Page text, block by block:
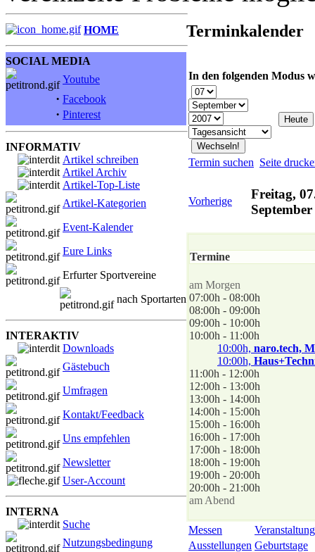
HOME
SOCIAL MEDIA
Youtube
· Facebook
· Pinterest
INFORMATIV
Artikel schreiben
Artikel Archiv
Artikel-Top-Liste
Artikel-Kategorien
Event-Kalender
Eure Links
Erfurter Sportvereine
nach Sportarten
INTERAKTIV
Downloads
Gästebuch
Umfragen
Kontakt/Feedback
Uns empfehlen
Newsletter
User-Account
INTERNA
Suche
Nutzungsbedingung
Terminkalender
In den folgenden Modus
Termin suchen Seite
Vorherige
Freitag,
Termine
am Morgen
07:00h - 08:00h
08:00h - 09:00h
09:00h - 10:00h
10:00h - 11:00h
10:00h, naro.tech,
10:00h,
11:00h - 12:00h
12:00h - 13:00h
13:00h - 14:00h
14:00h - 15:00h
15:00h - 16:00h
16:00h - 17:00h
17:00h - 18:00h
18:00h - 19:00h
19:00h - 20:00h
20:00h - 21:00h
am Abend
Messen
Veranstaltung
Ausstellungen Geburtstage